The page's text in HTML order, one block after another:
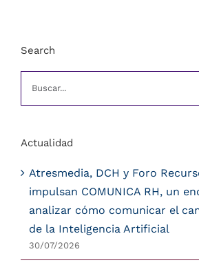
Search
Actualidad
Atresmedia, DCH y Foro
impulsan COMUNICA RH, un
analizar cómo comunicar el
de la Inteligencia Artificial
30/07/2026